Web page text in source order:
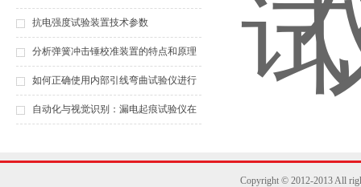
抗电强度试验装置技术参数
分析弹簧冲击锤校准装置的特点和原理
如何正确使用内部引线弯曲试验仪进行
测试？
自动化与视觉识别：漏电起痕试验仪在
Copyright © 2012-2013 All